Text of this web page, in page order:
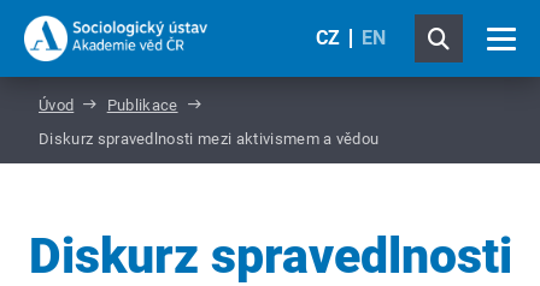
CZ EN
Úvod
Publikace
Diskurz spravedlnosti mezi aktivismem a vědou
Diskurz spravedlnosti